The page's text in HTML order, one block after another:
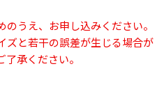
うえ、お申し込みください。
と若干の誤差が生じる場合が
承ください。